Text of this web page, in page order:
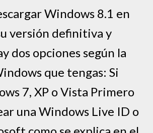
Windows 8.1 en
versión definitiva y
dos opciones según la
que tengas: Si
7, XP o Vista Primero
una Windows Live ID o